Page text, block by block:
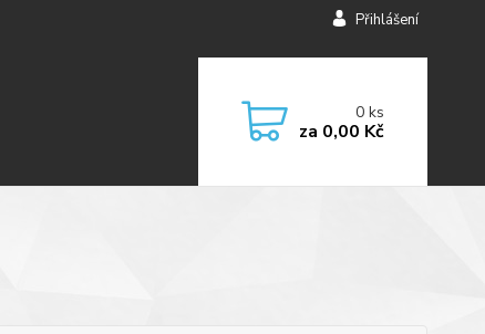
Přihlášení
0ks
za 0,00 Kč